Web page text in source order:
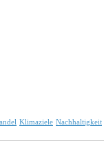
Klimaziele Nachhaltigkeit